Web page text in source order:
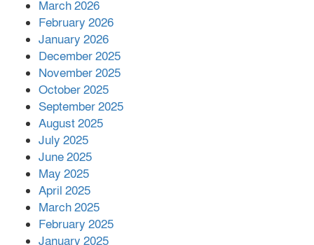
পর ফোন তারেক রহমানের,গ্যাস সঙ্কট
March 2026
February 2026
January 2026
December 2025
November 2025
October 2025
September 2025
August 2025
July 2025
June 2025
May 2025
April 2025
March 2025
February 2025
January 2025